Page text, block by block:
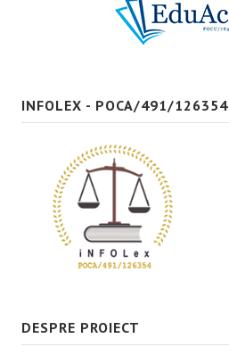
INFOLEX - POCA/491/126354
DESPRE PROIECT